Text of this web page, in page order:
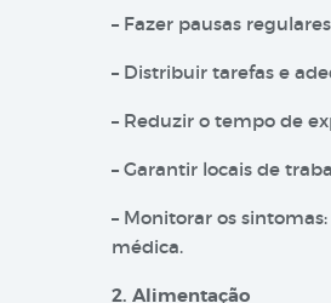
– Fazer pausas
– Distribuir tarefas e
– Reduzir o tempo de
– Garantir locais de
– Monitorar os
médica.
2. Alimentação